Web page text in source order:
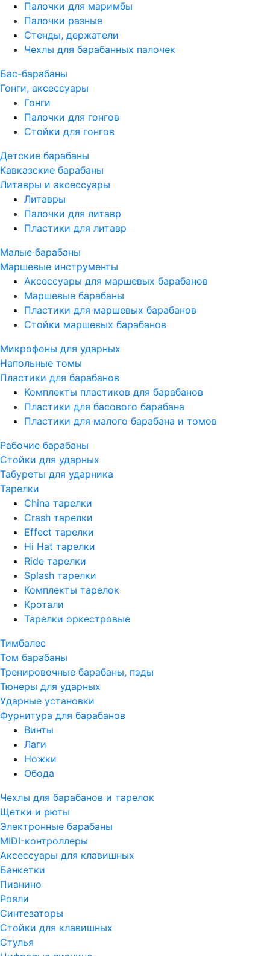
Палочки для маримбы
Палочки разные
Стенды, держатели
Чехлы для барабанных палочек
Бас-барабаны
Гонги, аксессуары
Гонги
Палочки для гонгов
Стойки для гонгов
Детские барабаны
Кавказские барабаны
Литавры и аксессуары
Литавры
Палочки для литавр
Пластики для литавр
Малые барабаны
Маршевые инструменты
Аксессуары для маршевых барабанов
Маршевые барабаны
Пластики для маршевых барабанов
Стойки маршевых барабанов
Микрофоны для ударных
Напольные томы
Пластики для барабанов
Комплекты пластиков для барабанов
Пластики для басового барабана
Пластики для малого барабана и томов
Рабочие барабаны
Стойки для ударных
Табуреты для ударника
Тарелки
China тарелки
Crash тарелки
Effect тарелки
Hi Hat тарелки
Ride тарелки
Splash тарелки
Комплекты тарелок
Кротали
Тарелки оркестровые
Тимбалес
Том барабаны
Тренировочные барабаны, пэды
Тюнеры для ударных
Ударные установки
Фурнитура для барабанов
Винты
Лаги
Ножки
Обода
Чехлы для барабанов и тарелок
Щетки и рюты
Электронные барабаны
MIDI-контроллеры
Аксессуары для клавишных
Банкетки
Пианино
Рояли
Синтезаторы
Стойки для клавишных
Стулья